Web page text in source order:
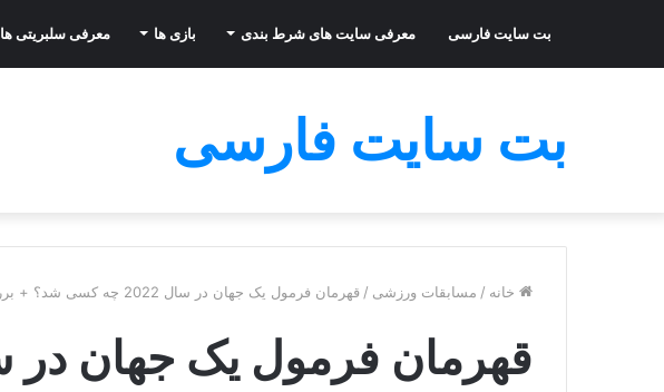
بت سایت فارسی معرفی سایت های شرط بندی بازی ها معرفی سلبریتی ها
بت سایت فارسی
خانه / مسابقات ورزشی / قهرمان فرمول یک جهان در سال 2022 چه کسی شد؟ + بررسی جدول رتبه ها